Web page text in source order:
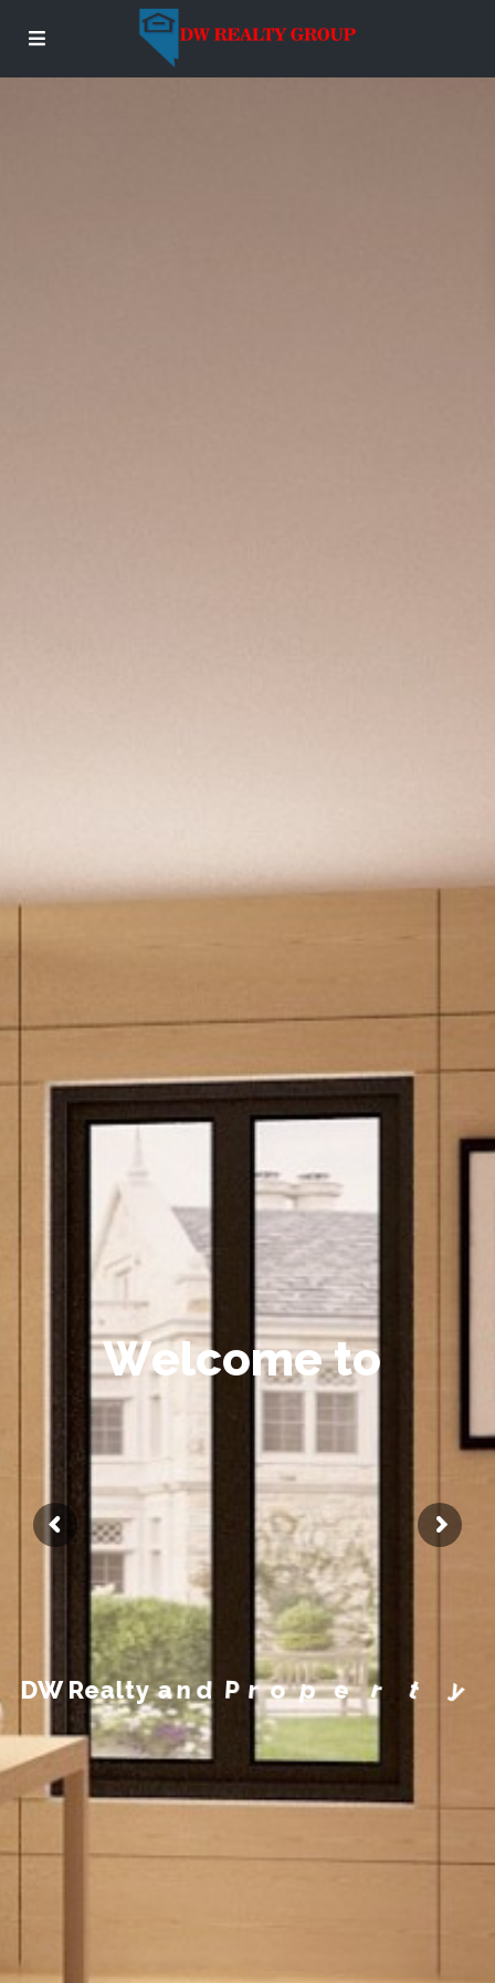
Welcome to
DW Realty and P rope r t y M a